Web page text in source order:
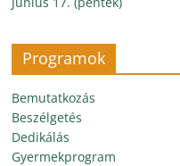
Programok
Bemutatkozás
Beszélgetés
Dedikálás
Gyermekprogram